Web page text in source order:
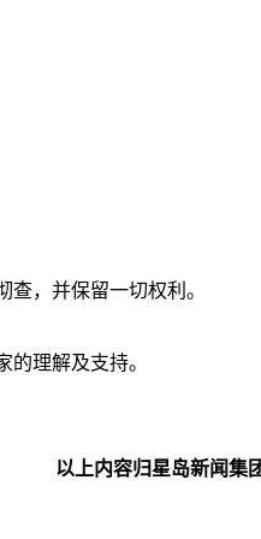
，并保留一切权利。
理解及支持。
以上内容归星岛新闻集